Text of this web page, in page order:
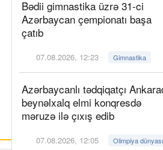
Bədii gimnastika üzrə 31-ci
Azərbaycan çempionatı başa
çatıb
07.08.2026, 12:23 Gimnastika
Azərbaycanlı tədqiqatçı
beynəlxalq elmi konqresdə
məruzə ilə çıxış edib
07.08.2026, 12:05 Olimpiya dünyası